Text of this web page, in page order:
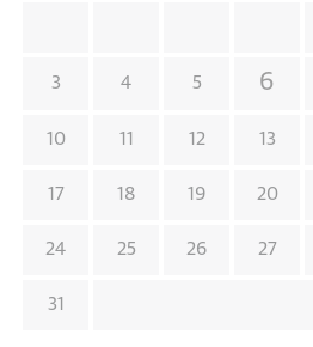
3 4 5 6
10 11 12 13
17 18 19 20
24 25 26 27
31